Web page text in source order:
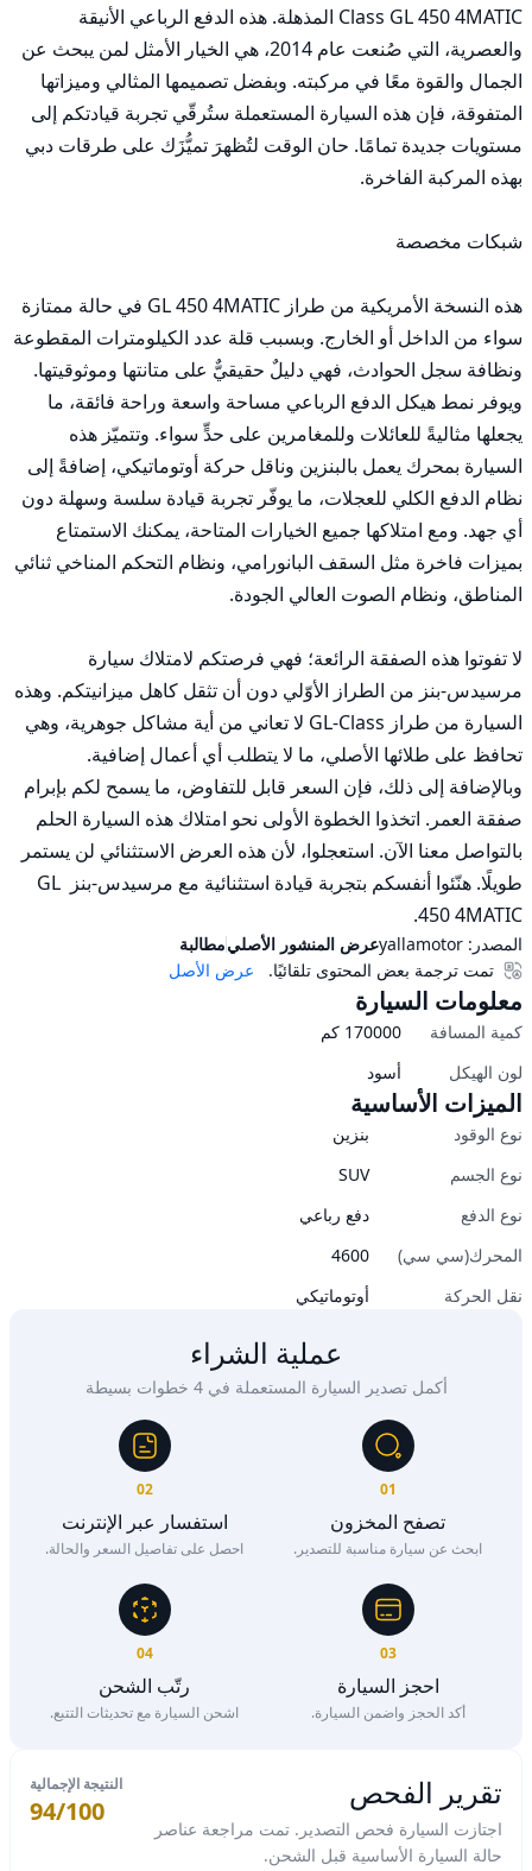
طويلًا. هنّئوا أنفسكم بتجربة قيادة استثنائية مع مرسيدس-بنز GL
450 4MATIC.
المصدر: yallamotorعرض المنشور الأصليمطالبة
عرض الأصل
تمت ترجمة بعض المحتوى تلقائيًا.
معلومات السيارة
كمية المسافة 170000 كم
لون الهيكل
أسود
الميزات الأساسية
نوع الوقود
بنزين
نوع الجسم
SUV
نوع الدفع
دفع رباعي
المحرك(سي سي)
4600
نقل الحركة
أوتوماتيكي
عملية الشراء
أكمل تصدير السيارة المستعملة في 4 خطوات بسيطة
01
تصفح المخزون
ابحث عن سيارة مناسبة للتصدير.
02
استفسار عبر الإنترنت
احصل على تفاصيل السعر والحالة.
03
احجز السيارة
أكد الحجز واضمن السيارة.
04
رتّب الشحن
اشحن السيارة مع تحديثات التتبع.
تقرير الفحص
اجتازت السيارة فحص التصدير. تمت مراجعة عناصر
حالة السيارة الأساسية قبل الشحن.
النتيجة الإجمالية
94/100